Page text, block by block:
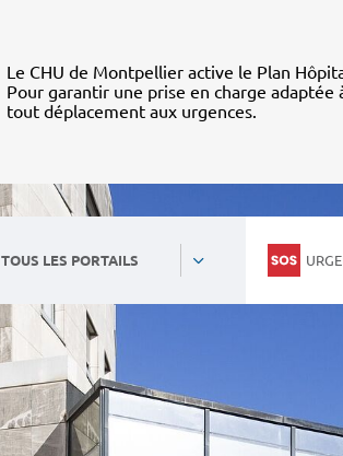
Le CHU de Montpellier active le Plan
Pour garantir une prise en charge adaptée
tout déplacement aux urgences.
TOUS LES PORTAILS